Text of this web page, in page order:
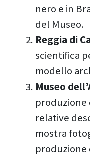
nero e in
del Museo.
Reggia di
scientifica
modello
Museo
produzione
relative
mostra
produzione